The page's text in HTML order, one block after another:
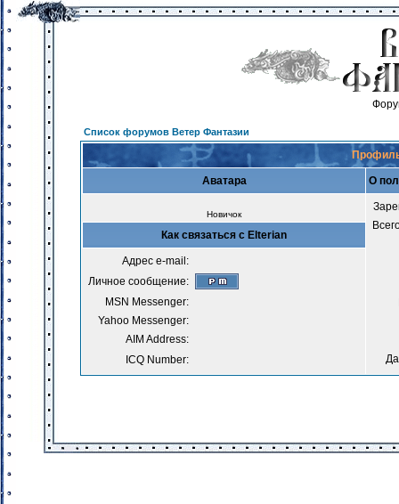
Список форумов Ветер Фантазии
Аватара О
Новичок
Как связаться с Elterian
Адрес e-mail:
Личное сообщение:
MSN Messenger:
Yahoo Messenger:
AIM Address:
ICQ Number: